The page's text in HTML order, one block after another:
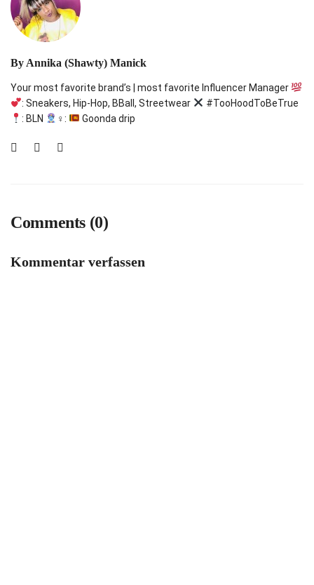
By Annika (Shawty) Manick
Your most favorite brand’s | most favorite Influencer Manager
: Sneakers, Hip-Hop, BBall, Streetwear
#TooHoodToBeTrue
: BLN
‍♀: Goonda drip
Comments (0)
Kommentar verfassen